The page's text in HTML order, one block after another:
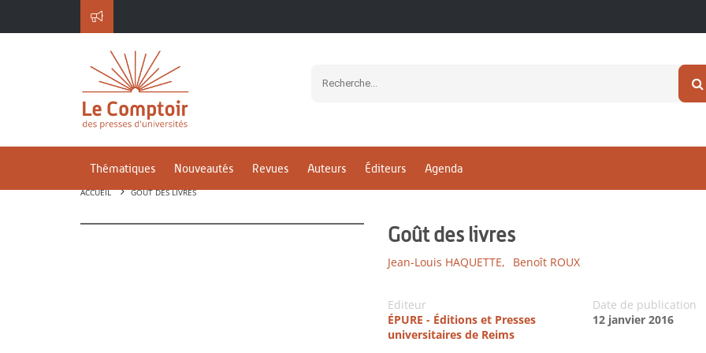
Thématiques Nouveautés Revues Auteurs Éditeurs Agenda
ACCUEIL GOÛT DES LIVRES
Goût des livres
Jean-Louis HAQUETTE, Benoît ROUX
Editeur
ÉPURE - Éditions et Presses
universitaires de Reims
Date de publication
12 janvier 2016